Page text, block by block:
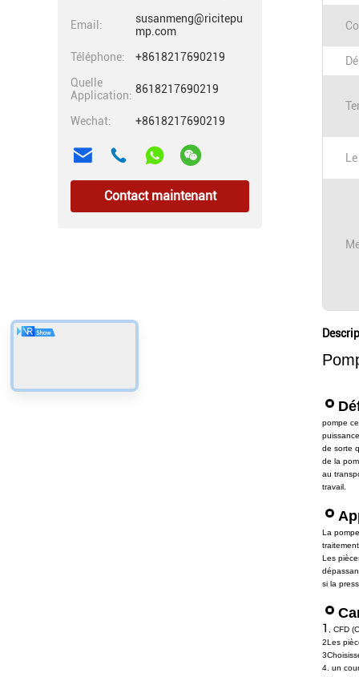
Email:
susanmeng@ricitepu
mp.com
Téléphone:
+8618217690219
Quelle
Application: 8618217690219
Wechat: +8618217690219
Contact maintenant
pompe
de sorte
de la
au
travail.
La
Les
si la
1
, CFD
2Les
4. un